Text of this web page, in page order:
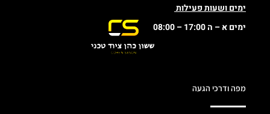
ימים ושעות פעילות
ימים א – ה 17:00 – 08:00
מפה ודרכי הגעה